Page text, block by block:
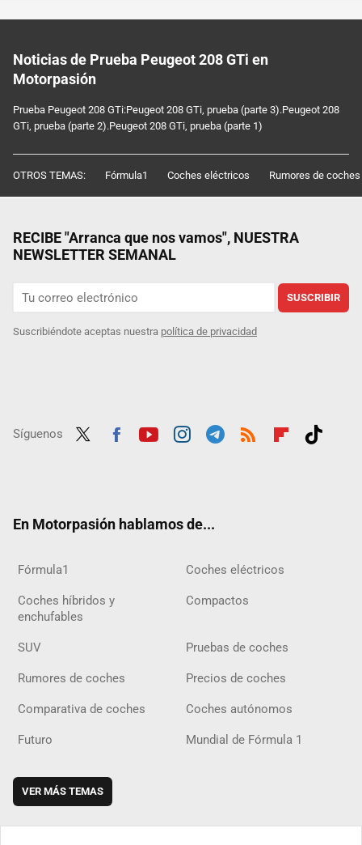
Noticias de Prueba Peugeot 208 GTi en
Motorpasión
Prueba Peugeot 208 GTi:Peugeot 208 GTi, prueba (parte 3).Peugeot 208
GTi, prueba (parte 2).Peugeot 208 GTi, prueba (parte 1)
OTROS TEMAS: Fórmula1 Coches eléctricos Rumores de coches
RECIBE "Arranca que nos vamos", NUESTRA
NEWSLETTER SEMANAL
SUSCRIBIR
Suscribiéndote aceptas nuestra política de privacidad
Síguenos
En Motorpasión hablamos de...
Fórmula1 Coches eléctricos
Coches híbridos y
enchufables
Compactos
SUV Pruebas de coches
Rumores de coches Precios de coches
Comparativa de coches Coches autónomos
Futuro Mundial de Fórmula 1
VER MÁS TEMAS